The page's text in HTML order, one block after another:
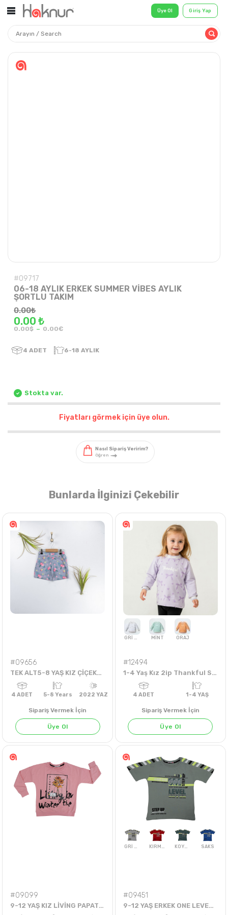
Üye Ol
#09717
06-18 AYLIK ERKEK SUMMER VİBES AYLIK
ŞORTLU TAKIM
0.00₺
0.00 ₺
0.00$ - 0.00€
4 ADET 6-18 AYLIK
Stokta var.
Fiyatları görmek için üye olun.
Nasıl Sipariş Veririm?
Bunlarda İlginizi Çekebilir
#09656
TEK ALT5-8 YAŞ KIZ ÇİÇEKLİ YAPRAKLI ŞORT
4ADET 2022 YAZ
Sipariş Vermek İçin
Üye Ol
GRİ MELANJ MİNT ORAJ
#12494
1-4 Yaş Kız 2ip Thankful Swt
1-4
Sipariş Vermek İçin
Üye Ol
#09099
9-12 YAŞ KIZ LİVİNG PAPATYA TEK BADİ
#09451
9-12 YAŞ ERKEK ONE LEVEL TİŞÖRT